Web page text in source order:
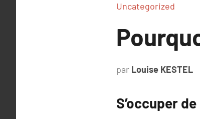
Uncategorized
par Louise KESTEL
S’occuper